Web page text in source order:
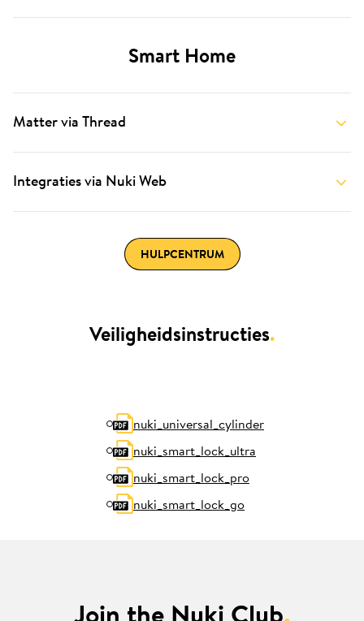
Smart Home
Matter via Thread
Integraties via Nuki Web
HULPCENTRUM
Veiligheidsinstructies.
nuki_universal_cylinder
nuki_smart_lock_ultra
nuki_smart_lock_pro
nuki_smart_lock_go